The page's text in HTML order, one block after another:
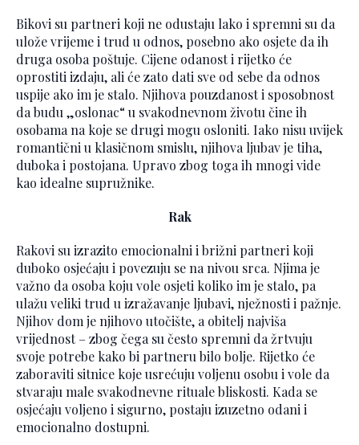
Bikovi su partneri koji ne odustaju lako i spremni su da
ulože vrijeme i trud u odnos, posebno ako osjete da ih
druga osoba poštuje. Cijene odanost i rijetko će
oprostiti izdaju, ali će zato dati sve od sebe da odnos
uspije ako im je stalo. Njihova pouzdanost i sposobnost
da budu „oslonac“ u svakodnevnom životu čine ih
osobama na koje se drugi mogu osloniti. Iako nisu uvijek
romantični u klasičnom smislu, njihova ljubav je tiha,
duboka i postojana. Upravo zbog toga ih mnogi vide
kao idealne supružnike.
Rak
Rakovi su izrazito emocionalni i brižni partneri koji
duboko osjećaju i povezuju se na nivou srca. Njima je
važno da osoba koju vole osjeti koliko im je stalo, pa
ulažu veliki trud u izražavanje ljubavi, nježnosti i pažnje.
Njihov dom je njihovo utočište, a obitelj najviša
vrijednost – zbog čega su često spremni da žrtvuju
svoje potrebe kako bi partneru bilo bolje. Rijetko će
zaboraviti sitnice koje usrećuju voljenu osobu i vole da
stvaraju male svakodnevne rituale bliskosti. Kada se
osjećaju voljeno i sigurno, postaju izuzetno odani i
emocionalno dostupni.